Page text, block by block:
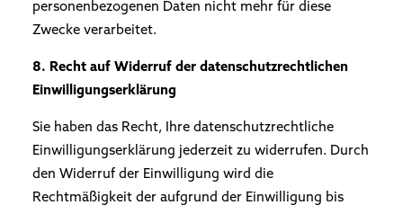
personenbezogenen Daten nicht mehr für diese
Zwecke verarbeitet.
8. Recht auf Widerruf der datenschutzrechtlichen
Einwilligungserklärung
Sie haben das Recht, Ihre datenschutzrechtliche
Einwilligungserklärung jederzeit zu widerrufen. Durch
den Widerruf der Einwilligung wird die
Rechtmäßigkeit der aufgrund der Einwilligung bis